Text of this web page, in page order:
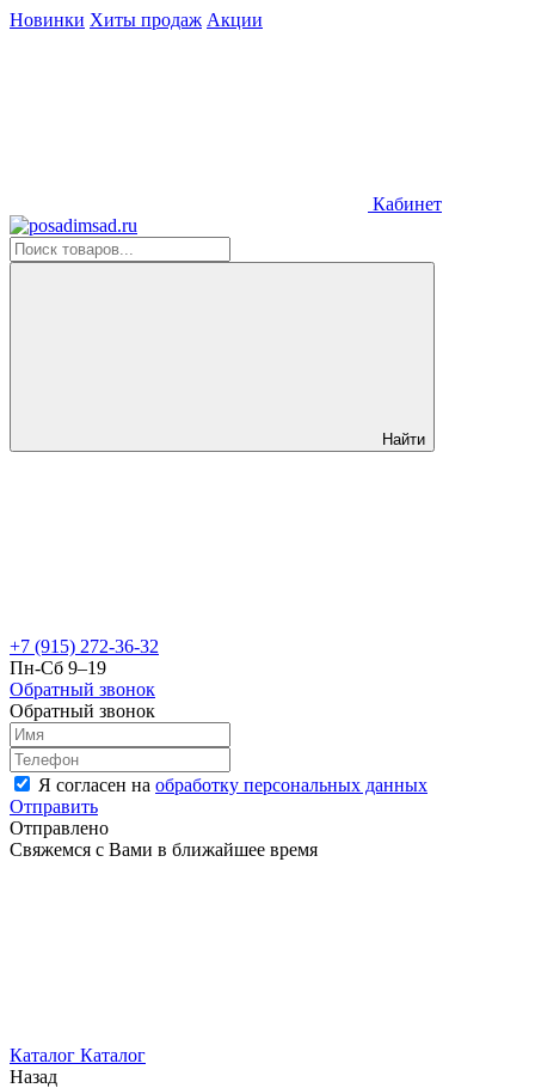
Новинки Хиты продаж Акции
Кабинет
Найти
+7 (915) 272-36-32
Пн-Сб 9–19
Обратный звонок
Обратный звонок
Я согласен на обработку персональных данных
Отправить
Отправлено
Свяжемся с Вами в ближайшее время
Каталог Каталог
Назад